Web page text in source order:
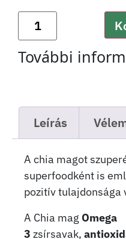
További
Leírás
A chia magot
superfoodként is
pozitív tulajdonsága
A Chia mag Omega
3 zsírsavak,